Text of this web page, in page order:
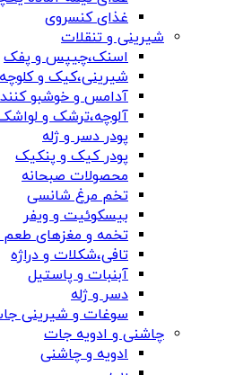
غذای کنسروی
شیرینی و تنقلات
اسنک،چیپس و پفک
شیرینی،کیک و کلوچه
آدامس و خوشبو
آلوچه،ترشک و
پودر دسر و ژله
پودر کیک و پنکیک
محصولات صبحانه
تخم مرغ شانسی
بیسکوئیت و ویفر
تخمه و مغزهای طعم
تافی،شکلات و دراژه
آبنبات و پاستیل
دسر و ژله
سوغات و شیرینی
چاشنی و ادویه جات
ادویه و چاشنی